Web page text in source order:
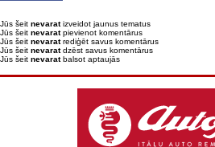
Jūs šeit nevaratizveidot jaunus tematus
Jūs šeit nevaratpievienot komentārus
Jūs šeit nevaratrediģēt savus komentārus
Jūs šeit nevaratdzēst savus komentārus
Jūs šeit nevaratbalsot aptaujās